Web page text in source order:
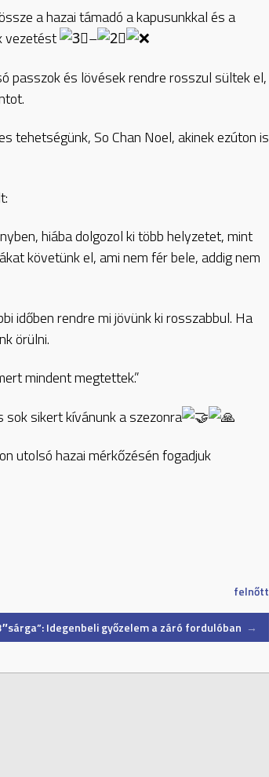
a hazai támadó a kapusunkkal és a
vezetést
–
passzok és lövések rendre rosszul sültek el,
tehetségünk, So Chan Noel, akinek ezúton is
hiába dolgozol ki több helyzetet, mint
követünk el, ami nem fér bele, addig nem
időben rendre mi jövünk ki rosszabbul. Ha
örülni.
mindent megtettek.”
sikert kívánunk a szezonra
utolsó hazai mérkőzésén fogadjuk
felnőtt
Idegenbeli győzelem a záró fordulóban →